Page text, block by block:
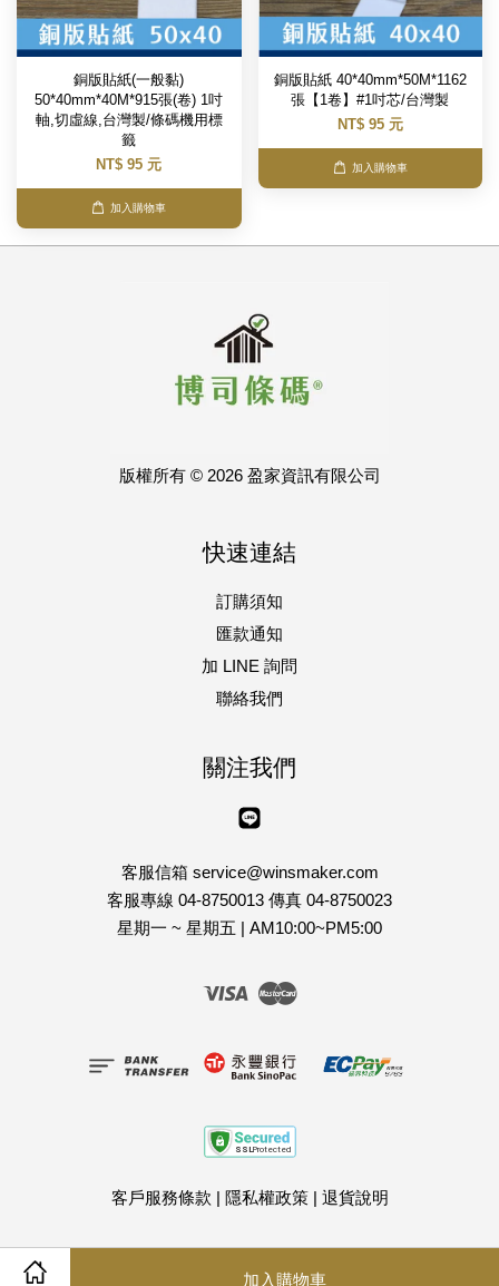
加入購物車
銅版貼紙(一般黏)
50*40mm*40M*915張(卷) 1吋
軸,切虛線,台灣製/條碼機用標
籤
NT$ 95 元
加入購物車
銅版貼紙 40*40mm*50M*1162
張【1卷】#1吋芯/台灣製
NT$ 95 元
加入購物車
版權所有 © 2026 盈家資訊有限公司
快速連結
訂購須知
匯款通知
加 LINE 詢問
聯絡我們
關注我們
客服信箱 service@winsmaker.com
客服專線 04-8750013 傳真 04-8750023
星期一 ~ 星期五 | AM10:00~PM5:00
Visa Master
客戶服務條款 | 隱私權政策| 退貨說明